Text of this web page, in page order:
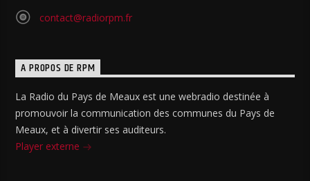
contact@radiorpm.fr
A PROPOS DE RPM
La Radio du Pays de Meaux est une webradio destinée à
promouvoir la communication des communes du Pays de
Meaux, et à divertir ses auditeurs.
Player externe